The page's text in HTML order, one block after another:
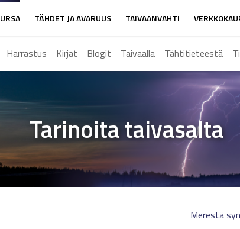
URSA TÄHDET JA AVARUUS TAIVAANVAHTI
Harrastus Kirjat Blogit Taivaalla Tähtitieteestä
Tarinoita taivasalta
Merestä